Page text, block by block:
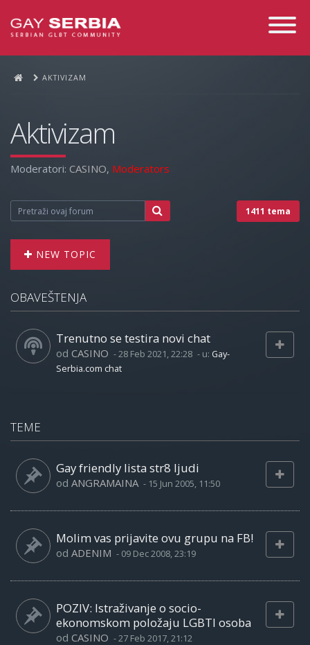
Toggle
AKTIVIZAM
Aktivizam
Moderatori: CASINO, Moderators
1411 tema
NEW TOPIC
OBAVEŠTENJA
Trenutno se testira novi chat
od CASINO -28 Feb 2021, 22:28 - u: Gay-
Serbia.com chat
TEME
Gay friendly lista str8 ljudi
od ANGRAMAINA - 15 Jun 2005, 11:50
Molim vas prijavite ovu grupu na FB!
od ADENIM - 09 Dec 2008, 23:19
POZIV: Istraživanje o socio-
ekonomskom položaju LGBTI osoba
od CASINO -27 Feb 2017, 21:12